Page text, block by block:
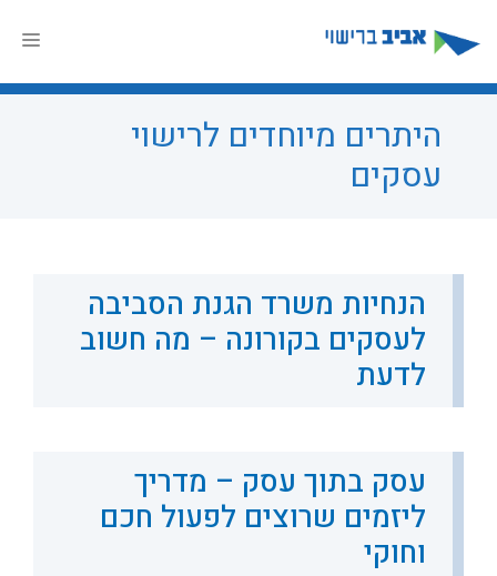
לתוכן
היתרים מיוחדים לרישוי
עסקים
הנחיות משרד הגנת הסביבה
לעסקים בקורונה – מה חשוב
לדעת
עסק בתוך עסק – מדריך
ליזמים שרוצים לפעול חכם
וחוקי